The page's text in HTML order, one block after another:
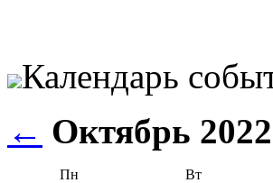
Календарь
← Октябрь 2022
Пн Вт